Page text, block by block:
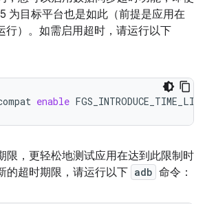
为目标平台也是如此（前提是应用在
行）。如需启用超时，请运行以下
enable
限，更轻松地测试应用在达到此限制时
的超时期限，请运行以下 adb 命令：